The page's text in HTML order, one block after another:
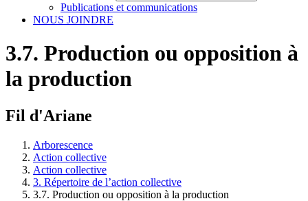
Publications et communications
NOUS JOINDRE
3.7. Production ou opposition à
la production
Fil d'Ariane
Arborescence
Action collective
Action collective
3. Répertoire de l’action collective
3.7. Production ou opposition à la production